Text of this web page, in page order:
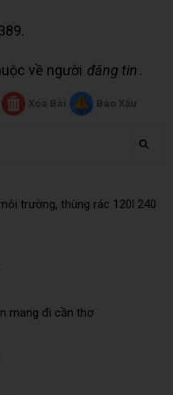
về người đăng tin.
Xóa Bài Báo Xấu
trường, thùng rác 120l 240
mang đi cần thơ